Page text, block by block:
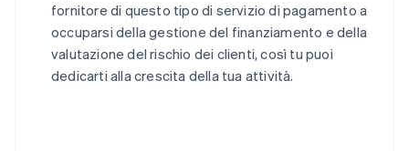
fornitore di questo tipo di servizio di pagamento a
occuparsi della gestione del finanziamento e della
valutazione del rischio dei clienti, così tu puoi
dedicarti alla crescita della tua attività.